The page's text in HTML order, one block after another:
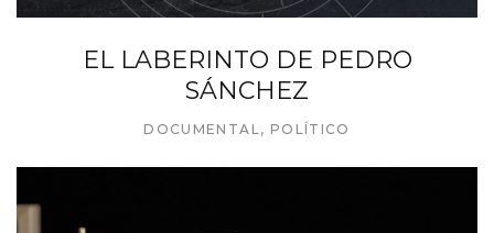
EL LABERINTO DE PEDRO
SÁNCHEZ
DOCUMENTAL , POLÍTICO